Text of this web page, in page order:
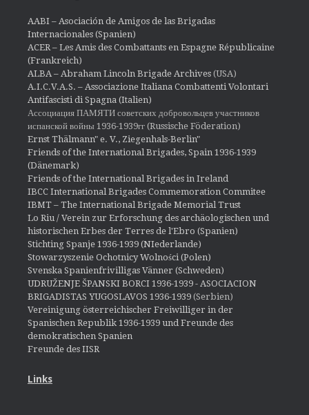
AABI – Asociación de Amigos de las Brigadas
Internacionales (Spanien)
ACER – Les Amis des Combattants en Espagne Républicaine
(Frankreich)
ALBA – Abraham Lincoln Brigade Archives (USA)
A.I.C.V.A.S. – Associazione Italiana Combattenti Volontari
Antifascisti di Spagna (Italien)
Ассоциация ПАМЯТИ советских добровольцев участников
испанской войны 1936-1939гг (Russische Föderation)
Ernst Thälmann" e. V., Ziegenhals-Berlin"
Friends of the International Brigades, Spain 1936-1939
(Dänemark)
Friends of the International Brigades in Ireland
IBCC International Brigades Commemoration Commitee
IBMT – The International Brigade Memorial Trust
Lo Riu / Verein zur Erforschung des archäologischen und
historischen Erbes der Terres de l'Ebro (Spanien)
Stichting Spanje 1936-1939 (NIederlande)
Stowarzyszenie Ochotnicy Wolności (Polen)
Svenska Spanienfrivilligas Vänner (Schweden)
UDRUŽENJE ŠPANSKI BORCI 1936-1939 - ASOCIACION
BRIGADISTAS YUGOSLAVOS 1936-1939 (Serbien)
Vereinigung österreichischer Freiwilliger in der
Spanischen Republik 1936-1939 und Freunde des
demokratischen Spanien
Freunde des IISR
Links